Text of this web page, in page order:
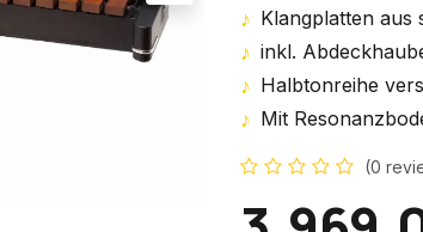
♪ Klangplatten aus
♪ inkl.
♪ Halbtonreihe
♪ Mit
(0